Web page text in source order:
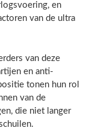
en
van de ultra
van deze
en anti-
tonen hun rol
van de
die niet langer